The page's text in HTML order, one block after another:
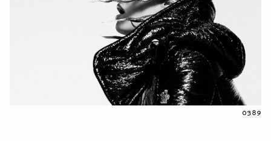
0389